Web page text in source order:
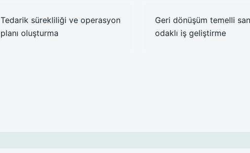
Tedarik sürekliliği ve operasyon
planı oluşturma
Geri dönüşüm temelli
odaklı iş geliştirme